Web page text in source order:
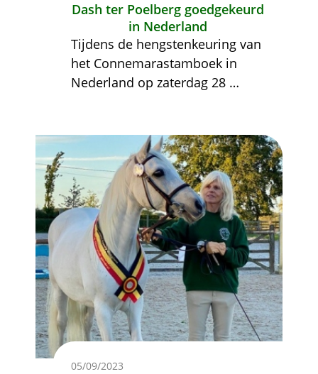
Dash ter Poelberg goedgekeurd
in Nederland
Tijdens de hengstenkeuring van
het Connemarastamboek in
Nederland op zaterdag 28 …
Afbeelding
05/09/2023